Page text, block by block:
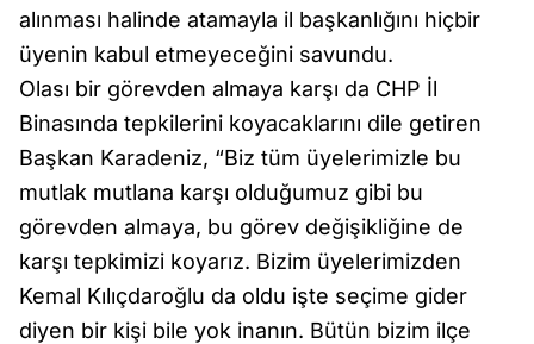
alınması halinde atamayla il başkanlığını hiçbir
üyenin kabul etmeyeceğini savundu.
Olası bir görevden almaya karşı da CHP İl
Binasında tepkilerini koyacaklarını dile getiren
Başkan Karadeniz, “Biz tüm üyelerimizle bu
mutlak mutlana karşı olduğumuz gibi bu
görevden almaya, bu görev değişikliğine de
karşı tepkimizi koyarız. Bizim üyelerimizden
Kemal Kılıçdaroğlu da oldu işte seçime gider
diyen bir kişi bile yok inanın. Bütün bizim ilçe